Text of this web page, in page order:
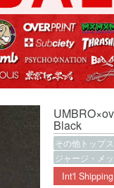
Black
その他トップス
ジャージ・メ
Int'l Shipping